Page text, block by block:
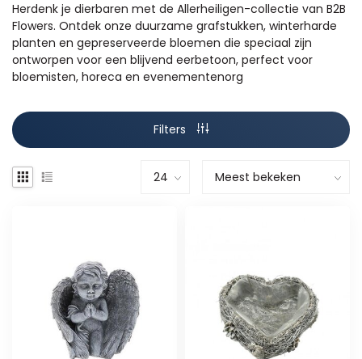
Herdenk je dierbaren met de Allerheiligen-collectie van B2B
Flowers. Ontdek onze duurzame grafstukken, winterharde
planten en gepreserveerde bloemen die speciaal zijn
ontworpen voor een blijvend eerbetoon, perfect voor
bloemisten, horeca en evenementenorg
Filters